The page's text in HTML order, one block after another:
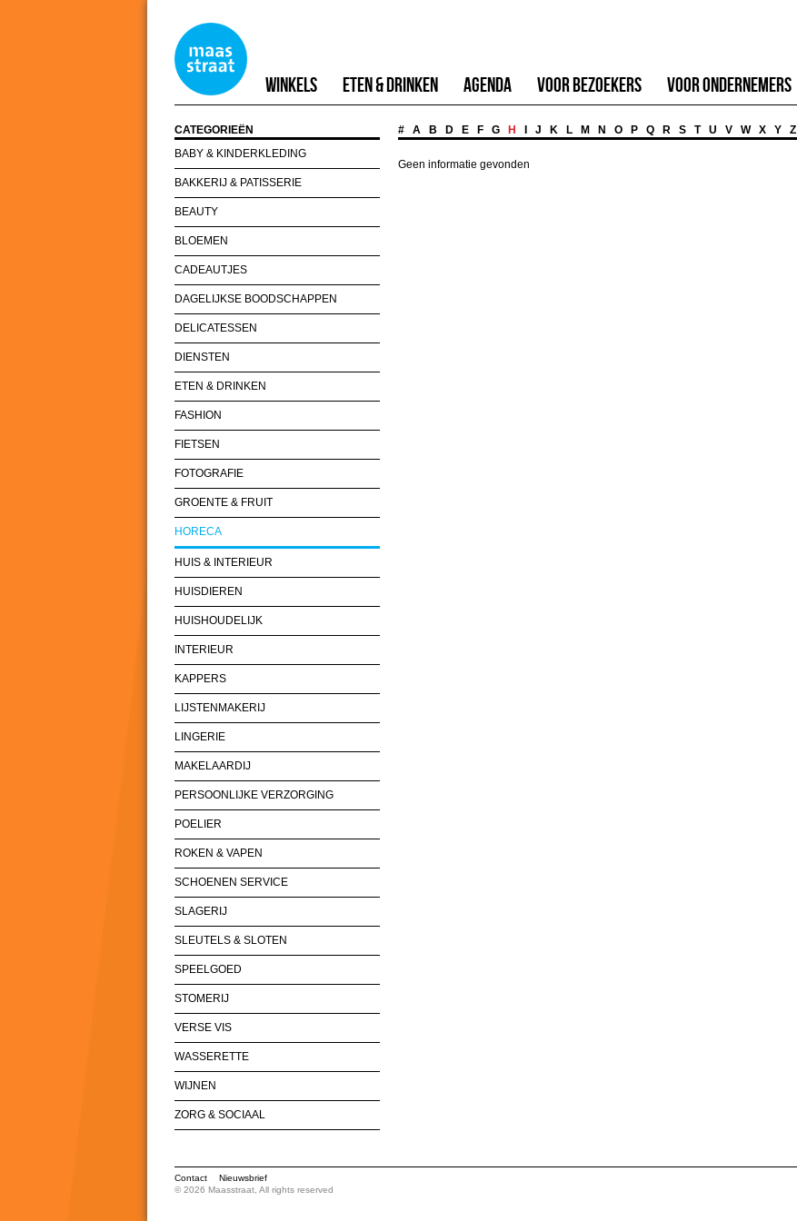
Winkels Eten & Drinken Agenda Voor Bezoekers Voor Ondernemers
CATEGORIEËN
BABY & KINDERKLEDING
BAKKERIJ & PATISSERIE
BEAUTY
BLOEMEN
CADEAUTJES
DAGELIJKSE BOODSCHAPPEN
DELICATESSEN
DIENSTEN
ETEN & DRINKEN
FASHION
FIETSEN
FOTOGRAFIE
GROENTE & FRUIT
HORECA
HUIS & INTERIEUR
HUISDIEREN
HUISHOUDELIJK
INTERIEUR
KAPPERS
LIJSTENMAKERIJ
LINGERIE
MAKELAARDIJ
PERSOONLIJKE VERZORGING
POELIER
ROKEN & VAPEN
SCHOENEN SERVICE
SLAGERIJ
SLEUTELS & SLOTEN
SPEELGOED
STOMERIJ
VERSE VIS
WASSERETTE
WIJNEN
ZORG & SOCIAAL
# A B D E F G H J K L M N O P Q R S T U V W X Y Z
Geen informatie gevonden
Contact
Nieuwsbrief
© 2026 Maasstraat, All rights reserved